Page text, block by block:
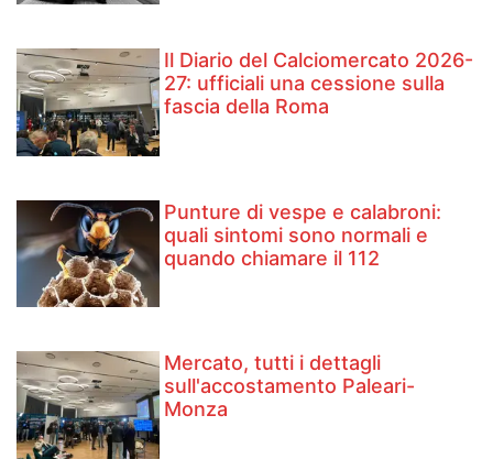
Il Diario del Calciomercato 2026-
27: ufficiali una cessione sulla
fascia della Roma
Punture di vespe e calabroni:
quali sintomi sono normali e
quando chiamare il 112
Mercato, tutti i dettagli
sull'accostamento Paleari-
Monza